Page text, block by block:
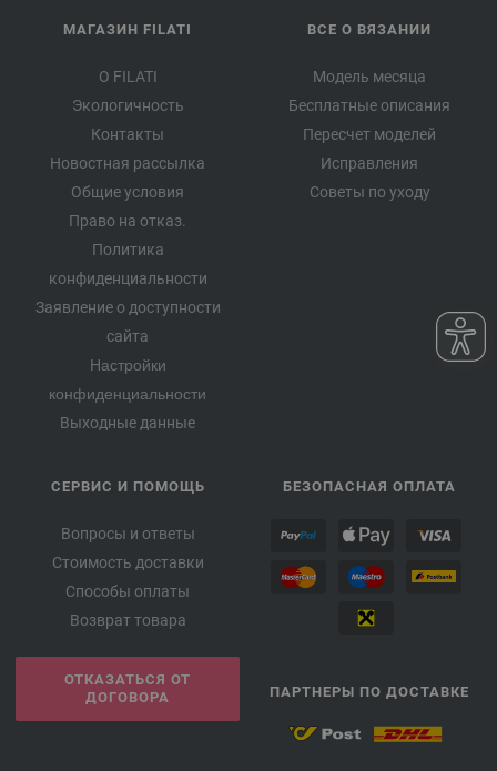
МАГАЗИН FILATI
О FILATI
Экологичность
Контакты
Новостная рассылка
Общие условия
Право на отказ.
Политика
конфиденциальности
Заявление о доступности
сайта
Настройки
конфиденциальности
Выходные данные
ВСЕ О ВЯЗАНИИ
Модель месяца
Бесплатные описания
Пересчет моделей
Исправления
Советы по уходу
СЕРВИС И ПОМОЩЬ
Вопросы и ответы
Стоимость доставки
Способы оплаты
Возврат товара
ОТКАЗАТЬСЯ ОТ
ДОГОВОРА
БЕЗОПАСНАЯ ОПЛАТА
ПАРТНЕРЫ ПО ДОСТАВКЕ